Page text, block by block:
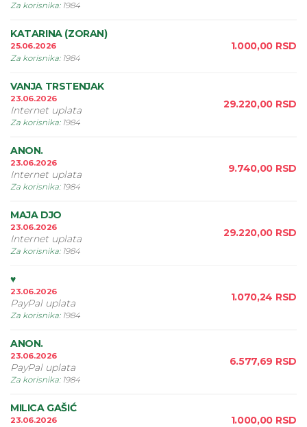
Za korisnika: 1984
KATARINA (ZORAN)
25.06.2026
Za korisnika: 1984
1.000,00 RSD
VANJA TRSTENJAK
23.06.2026
Internet uplata
Za korisnika: 1984
29.220,00 RSD
ANON.
23.06.2026
Internet uplata
Za korisnika: 1984
9.740,00 RSD
MAJA DJO
23.06.2026
Internet uplata
Za korisnika: 1984
29.220,00 RSD
♥️
23.06.2026
PayPal uplata
Za korisnika: 1984
1.070,24 RSD
ANON.
23.06.2026
PayPal uplata
Za korisnika: 1984
6.577,69 RSD
MILICA GAŠIĆ
23.06.2026
1.000,00 RSD